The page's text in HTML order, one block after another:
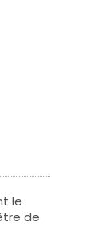
le
de